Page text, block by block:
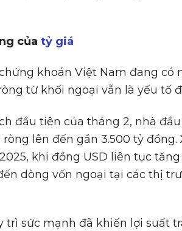
của tỷ giá
khoán Việt Nam đang có
từ khối ngoại vẫn là yếu tố
đầu tiên của tháng 2, nhà
lên đến gần 3.500 tỷ
khi đồng USD liên tục
dòng vốn ngoại tại các thị
trì sức mạnh đã khiến lợi suất